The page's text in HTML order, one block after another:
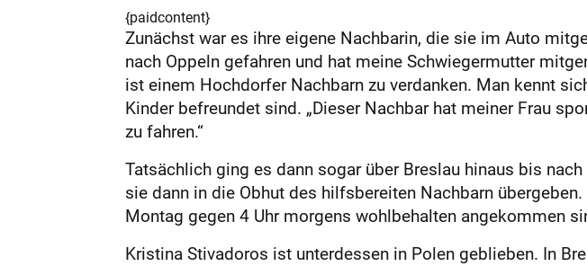
{paidcontent}
Zunächst war es ihre eigene Nachbarin, die sie im Auto
nach Oppeln gefahren und hat meine Schwiegermutter
ist einem Hochdorfer Nachbarn zu verdanken. Man kennt
Kinder befreundet sind. „Dieser Nachbar hat meiner Frau
zu fahren.“
Tatsächlich ging es dann sogar über Breslau hinaus bis
sie dann in die Obhut des hilfsbereiten Nachbarn
Montag gegen 4 Uhr morgens wohlbehalten angekommen
Kristina Stivadoros ist unterdessen in Polen geblieben. In